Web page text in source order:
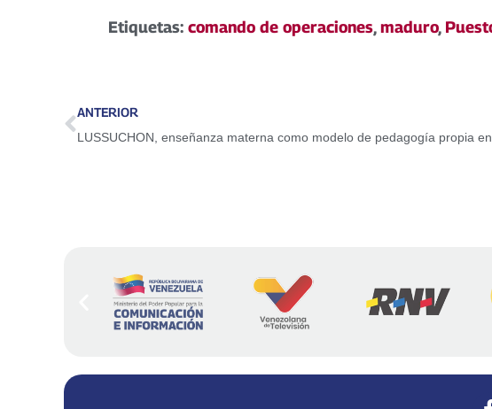
Etiquetas: comando de operaciones,maduro,
ANTERIOR